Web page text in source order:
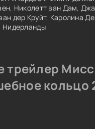
, Николетт ван Дам,
дер Круйт, Каролина
Нидерланды
трейлер
кольцо